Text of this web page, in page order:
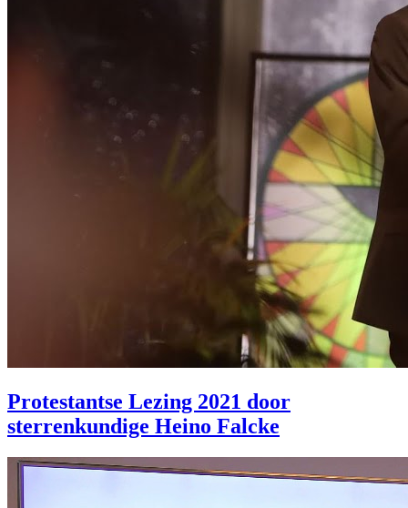
Protestantse Lezing 2021 door
sterrenkundige Heino Falcke